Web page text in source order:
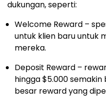
dukungan, seperti:
Welcome Reward –
untuk klien baru untuk
mereka.
Deposit Reward –
hingga$5.000semakin
besar reward yang